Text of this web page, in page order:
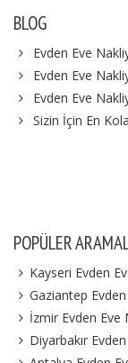
BLOG
Evden Eve
Evden Eve
Evden Eve
Sizin İçin En
POPÜLER
Kayseri Evden
Gaziantep
İzmir Evden Eve
Diyarbakır